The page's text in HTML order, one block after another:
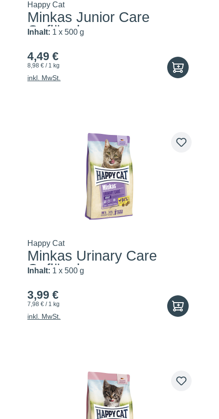
Happy Cat
Minkas Junior Care
Geflügel
Inhalt: 1 x 500 g
4,49 €
8,98 € / 1 kg
inkl. MwSt.
Happy Cat
Minkas Urinary Care
Geflügel
Inhalt: 1 x 500 g
3,99 €
7,98 € / 1 kg
inkl. MwSt.